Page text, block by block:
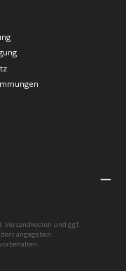
Versandkosten und ggf.
angegeben.